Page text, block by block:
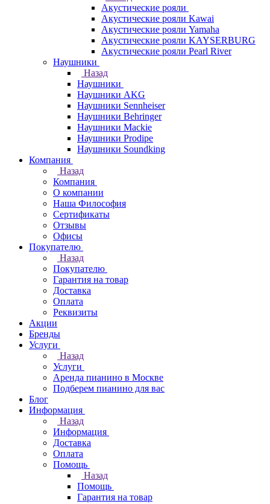
Акустические рояли
Акустические рояли Kawai
Акустические рояли Yamaha
Акустические рояли KAYSERBURG
Акустические рояли Pearl River
Наушники
Назад
Наушники
Наушники AKG
Наушники Sennheiser
Наушники Behringer
Наушники Mackie
Наушники Prodipe
Наушники Soundking
Компания
Назад
Компания
О компании
Наша Философия
Сертификаты
Отзывы
Офисы
Покупателю
Назад
Покупателю
Гарантия на товар
Доставка
Оплата
Реквизиты
Акции
Бренды
Услуги
Назад
Услуги
Аренда пианино в Москве
Подберем пианино для вас
Блог
Информация
Назад
Информация
Доставка
Оплата
Помощь
Назад
Помощь
Гарантия на товар